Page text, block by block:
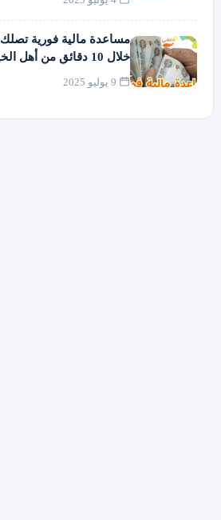
مساعدة مالية فورية تصلك
خلال 10 دقائق من أهل الخير